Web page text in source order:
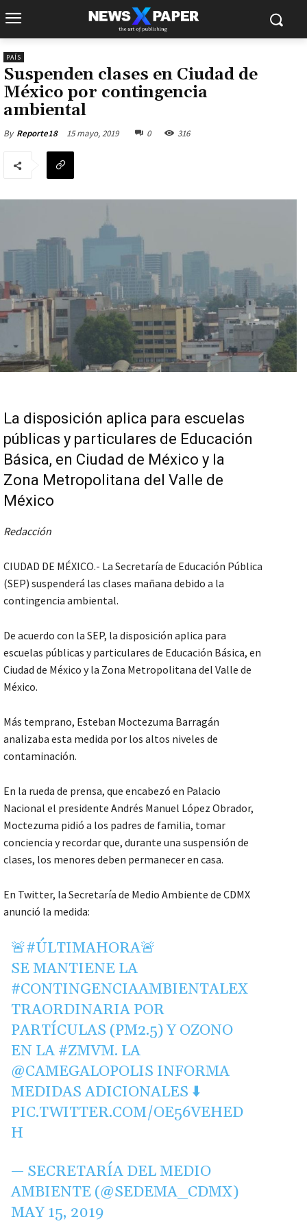
PAÍS
Suspenden clases en Ciudad de
México por contingencia
ambiental
By Reporte18 15 mayo, 2019 0 316
La disposición aplica para escuelas
públicas y particulares de Educación
Básica, en Ciudad de México y la
Zona Metropolitana del Valle de
México
Redacción
CIUDAD DE MÉXICO.- La Secretaría de Educación Pública
(SEP) suspenderá las clases mañana debido a la
contingencia ambiental.
De acuerdo con la SEP, la disposición aplica para
escuelas públicas y particulares de Educación Básica, en
Ciudad de México y la Zona Metropolitana del Valle de
México.
Más temprano, Esteban Moctezuma Barragán
analizaba esta medida por los altos niveles de
contaminación.
En la rueda de prensa, que encabezó en Palacio
Nacional el presidente Andrés Manuel López Obrador,
Moctezuma pidió a los padres de familia, tomar
conciencia y recordar que, durante una suspensión de
clases, los menores deben permanecer en casa.
En Twitter, la Secretaría de Medio Ambiente de CDMX
anunció la medida:
🚨#ÚLTIMAHORA🚨
SE MANTIENE LA
#CONTINGENCIAAMBIENTALEX
TRAORDINARIA POR
PARTÍCULAS (PM2.5) Y OZONO
EN LA #ZMVM. LA
@CAMEGALOPOLIS INFORMA
MEDIDAS ADICIONALES ⬇️
PIC.TWITTER.COM/OE56VEHED
H
— SECRETARÍA DEL MEDIO
AMBIENTE (@SEDEMA_CDMX)
MAY 15, 2019